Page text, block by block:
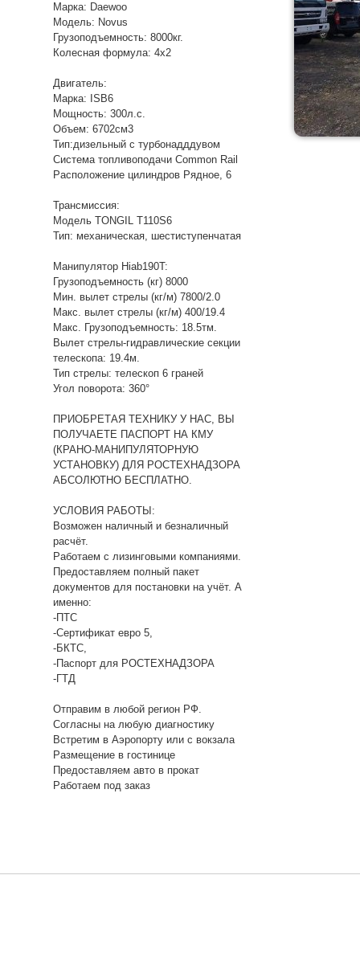
Марка: Daewoo
Модель: Novus
Грузоподъемность: 8000кг.
Колесная формула: 4х2
Двигатель:
Марка: ISB6
Мощность: 300л.с.
Объем: 6702см3
Тип:дизельный с турбонадддувом
Система топливоподачи Common Rail
Расположение цилиндров Рядное, 6
Трансмиссия:
Модель TONGIL T110S6
Тип: механическая, шестиступенчатая
Манипулятор Hiab190T:
Грузоподъемность (кг) 8000
Мин. вылет стрелы (кг/м) 7800/2.0
Макс. вылет стрелы (кг/м) 400/19.4
Макс. Грузоподъемность: 18.5тм.
Вылет стрелы-гидравлические секции
телескопа: 19.4м.
Тип стрелы: телескоп 6 граней
Угол поворота: 360°
ПРИОБРЕТАЯ ТЕХНИКУ У НАС, ВЫ
ПОЛУЧАЕТЕ ПАСПОРТ НА КМУ
(КРАНО-МАНИПУЛЯТОРНУЮ
УСТАНОВКУ) ДЛЯ РОСТЕХНАДЗОРА
АБСОЛЮТНО БЕСПЛАТНО.
УСЛОВИЯ РАБОТЫ:
Возможен наличный и безналичный
расчёт.
Работаем с лизинговыми компаниями.
Предоставляем полный пакет
документов для постановки на учёт. А
именно:
-ПТС
-Сертификат евро 5,
-БКТС,
-Паспорт для РОСТЕХНАДЗОРА
-ГТД
Отправим в любой регион РФ.
Согласны на любую диагностику
Встретим в Аэропорту или с вокзала
Размещение в гостинице
Предоставляем авто в прокат
Работаем под заказ